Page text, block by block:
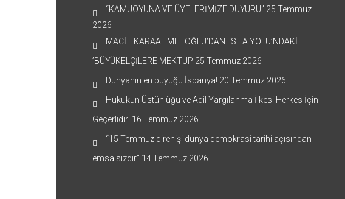
“KAMUOYUNA VE ÜYELERİMİZE DUYURU” 25 Temmuz
2026
MACİT KARAAHMETOĞLU’DAN ‘SILA YOLU’NDAKİ
’BÜYÜKELÇİLERE MEKTUP 25 Temmuz 2026
Dünyanın en büyüğü İspanya! 20 Temmuz 2026
Hukukun Üstünlüğü ve Adil Yargılanma İlkesi Herkes İçin
Geçerlidir! 16 Temmuz 2026
“15 Temmuz direnişi dünya demokrasi tarihi açısından
emsalsizdir” 14 Temmuz 2026